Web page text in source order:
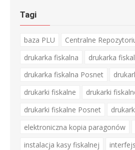
Tagi
baza PLU
Centralne
drukarka fiskalna
drukarka
drukarka fiskalna Posnet
drukarki fiskalne
drukarki
drukarki fiskalne Posnet
elektroniczna kopia paragonów
instalacja kasy fiskalnej